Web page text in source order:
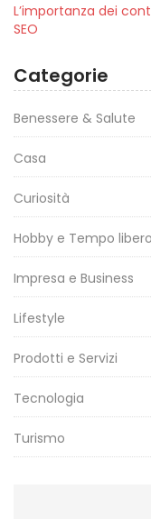
L’importanza dei
SEO
Categorie
Benessere & Salute
Casa
Curiosità
Hobby e Tempo libero
Impresa e Business
Lifestyle
Prodotti e Servizi
Tecnologia
Turismo